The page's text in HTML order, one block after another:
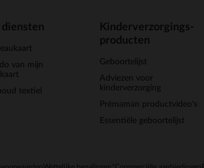
diensten
van mijn
textiel
Kinderverzorgings-
producten
Geboortelijst
Adviezen voor
kinderverzorging
Prémaman productvideo's
Essentiële geboortelijst